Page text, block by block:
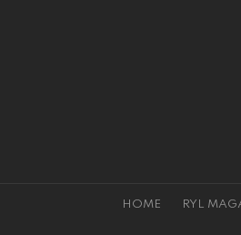
HOME RYL